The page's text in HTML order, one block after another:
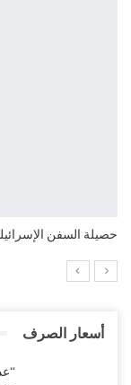
التضخم السنوي
أسعار الصرف